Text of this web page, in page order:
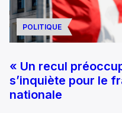
POLITIQUE
« Un recul
s’inquiète pour le
nationale